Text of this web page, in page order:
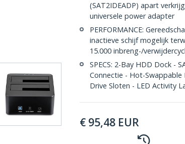
(SAT2IDEADP) apart
universele power adapter
PERFORMANCE:
inactieve schijf mogelijk
15.000 inbreng-/
SPECS: 2-Bay HDD Dock -
Connectie - Hot-
Drive Sloten - LED Activity
€ 95,48 EUR